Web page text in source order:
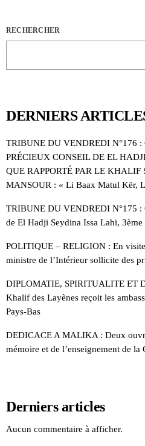
RECHERCHER
DERNIERS
TRIBUNE DU VENDREDI N°176 :
PRÉCIEUX CONSEIL DE EL
QUE RAPPORTÉ PAR LE
MANSOUR : « Li Baax Matul Kër,
TRIBUNE DU VENDREDI N°175 :
de El Hadji Seydina Issa Lahi,
POLITIQUE – RELIGION : En
ministre de l’Intérieur sollicite des
DIPLOMATIE, SPIRITUALITE ET
Khalif des Layènes reçoit les
Pays-Bas
DEDICACE A MALIKA : Deux
mémoire et de l’enseignement de la
Derniers articles
Aucun commentaire à afficher.